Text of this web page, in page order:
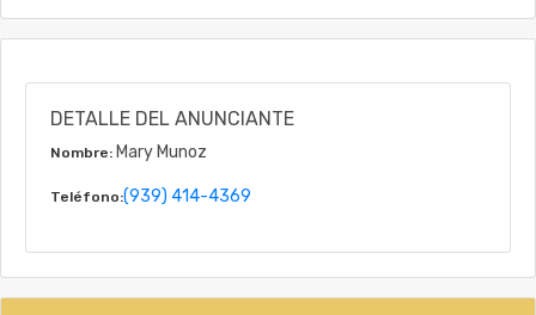
DETALLE DEL ANUNCIANTE
Nombre: Mary Munoz
Teléfono:(939) 414-4369